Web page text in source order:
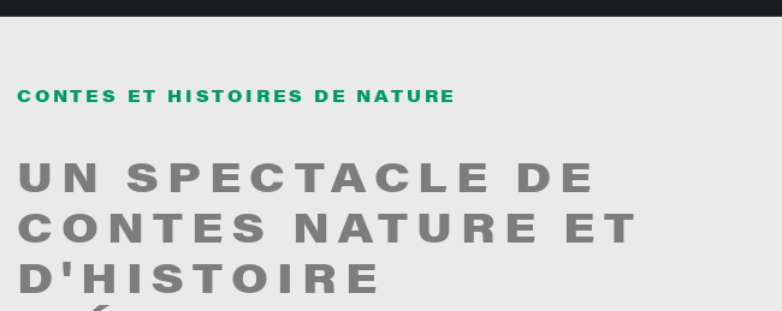
CONTES ET HISTOIRES DE NATURE
UN SPECTACLE DE
CONTES NATURE ET
D'HISTOIRE